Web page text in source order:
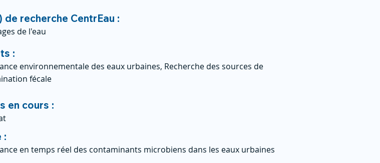
de recherche CentrEau :
de l'eau
:
environnementale des eaux urbaines, Recherche des sources de
fécale
en cours :
:
en temps réel des contaminants microbiens dans les eaux urbaines